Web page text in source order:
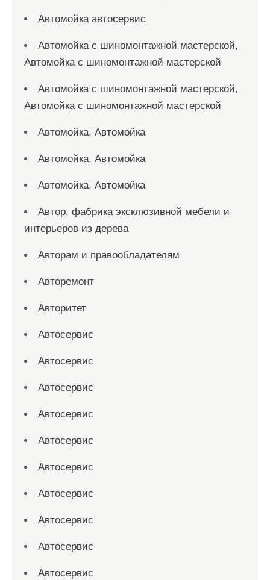
Автомойка автосервис
Автомойка с шиномонтажной мастерской,
Автомойка с шиномонтажной мастерской
Автомойка с шиномонтажной мастерской,
Автомойка с шиномонтажной мастерской
Автомойка, Автомойка
Автомойка, Автомойка
Автомойка, Автомойка
Автор, фабрика эксклюзивной мебели и
интерьеров из дерева
Авторам и правообладателям
Авторемонт
Авторитет
Автосервис
Автосервис
Автосервис
Автосервис
Автосервис
Автосервис
Автосервис
Автосервис
Автосервис
Автосервис